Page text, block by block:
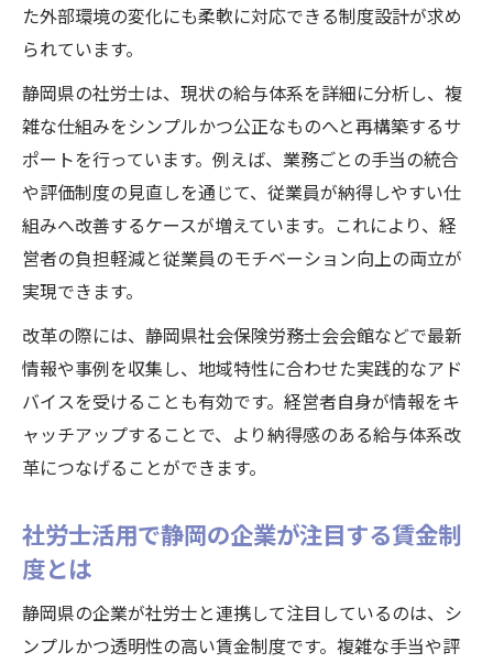
た外部環境の変化にも柔軟に対応できる制度設計が求め
られています。
静岡県の社労士は、現状の給与体系を詳細に分析し、複
雑な仕組みをシンプルかつ公正なものへと再構築するサ
ポートを行っています。例えば、業務ごとの手当の統合
や評価制度の見直しを通じて、従業員が納得しやすい仕
組みへ改善するケースが増えています。これにより、経
営者の負担軽減と従業員のモチベーション向上の両立が
実現できます。
改革の際には、静岡県社会保険労務士会会館などで最新
情報や事例を収集し、地域特性に合わせた実践的なアド
バイスを受けることも有効です。経営者自身が情報をキ
ャッチアップすることで、より納得感のある給与体系改
革につなげることができます。
社労士活用で静岡の企業が注目する賃金制
度とは
静岡県の企業が社労士と連携して注目しているのは、シ
ンプルかつ透明性の高い賃金制度です。複雑な手当や評